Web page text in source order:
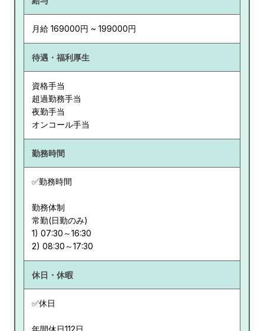
月給 169000円 ~ 199000円
待遇・福利厚生
資格手当
超過勤務手当
夜勤手当
オンコール手当
勤務時間
✅勤務時間
勤務体制
常勤(日勤のみ)
1) 07:30～16:30
休日・休暇
✅休日